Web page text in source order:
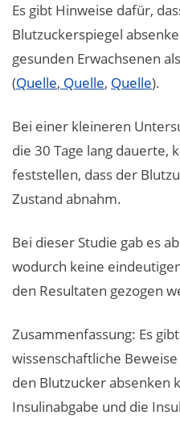
Es gibt Hinweise dafür,
Blutzuckerspiegel
gesunden Erwachsenen
(Quelle, Quelle, Quelle).
Bei einer kleineren
die 30 Tage lang dauerte,
feststellen, dass der
Zustand abnahm.
Bei dieser Studie gab es
wodurch keine
den Resultaten gezogen
Zusammenfassung: Es
wissenschaftliche
den Blutzucker absenken
Insulinabgabe und die